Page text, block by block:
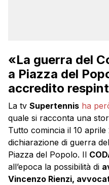
«La guerra del
a Piazza del
accredito
La tv Supertennis ha
quale si racconta una
Tutto comincia il 10
dichiarazione di guerra
Piazza del Popolo. Il
all’epoca la possibilità di
Vincenzo Rienzi,